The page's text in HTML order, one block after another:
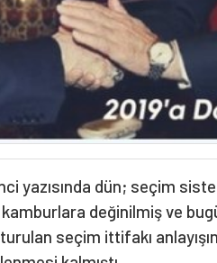
yazısında dün; seçim
değinilmiş ve
seçim ittifakı